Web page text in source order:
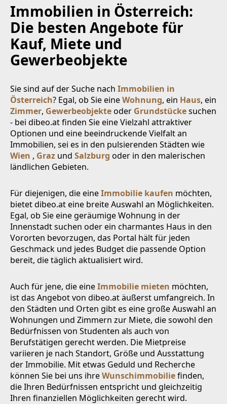
Immobilien in Österreich:
Die besten Angebote für
Kauf, Miete und
Gewerbeobjekte
Sie sind auf der Suche nach Immobilien in
Österreich? Egal, ob Sie eineWohnung, ein Haus, ein
Zimmer, Gewerbeobjekteoder Grundstückesuchen
- bei dibeo.at finden Sie eine Vielzahl attraktiver
Optionen und eine beeindruckende Vielfalt an
Immobilien, sei es in den pulsierenden Städten wie
Wien , Graz und Salzburg oder in den malerischen
ländlichen Gebieten.
Für diejenigen, die eineImmobilie kaufen möchten,
bietet dibeo.at eine breite Auswahl an Möglichkeiten.
Egal, ob Sie eine geräumige Wohnung in der
Innenstadt suchen oder ein charmantes Haus in den
Vororten bevorzugen, das Portal hält für jeden
Geschmack und jedes Budget die passende Option
bereit, die täglich aktualisiert wird.
Auch für jene, die eineImmobilie mieten möchten,
ist das Angebot von dibeo.at äußerst umfangreich. In
den Städten und Orten gibt es eine große Auswahl an
Wohnungen und Zimmern zur Miete, die sowohl den
Bedürfnissen von Studenten als auch von
Berufstätigen gerecht werden. Die Mietpreise
variieren je nach Standort, Größe und Ausstattung
der Immobilie. Mit etwas Geduld und Recherche
können Sie bei uns ihreWunschimmobiliefinden,
die Ihren Bedürfnissen entspricht und gleichzeitig
Ihren finanziellen Möglichkeiten gerecht wird.